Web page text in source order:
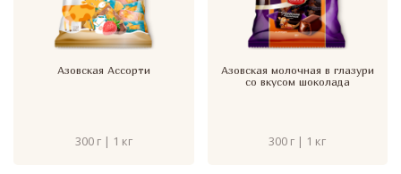
Азовская Ассорти
300 г | 1 кг
Азовская молочная в глазури
со вкусом шоколада
300 г | 1 кг